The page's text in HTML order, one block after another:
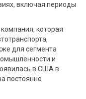
включая периоды
компания, которая
для сегмента
и
в США в
постоянно